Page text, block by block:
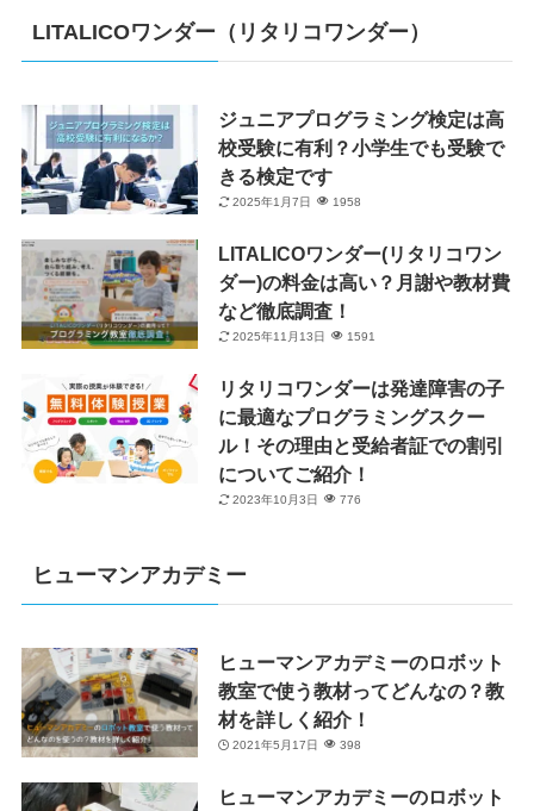
LITALICOワンダー（リタリコワンダー）
ジュニアプログラミング検定は高
校受験に有利？小学生でも受験で
きる検定です
2025年1月7日 1958
LITALICOワンダー(リタリコワン
ダー)の料金は高い？月謝や教材費
など徹底調査！
2025年11月13日 1591
リタリコワンダーは発達障害の子
に最適なプログラミングスクー
ル！その理由と受給者証での割引
についてご紹介！
2023年10月3日 776
ヒューマンアカデミー
ヒューマンアカデミーのロボット
教室で使う教材ってどんなの？教
材を詳しく紹介！
2021年5月17日 398
ヒューマンアカデミーのロボット